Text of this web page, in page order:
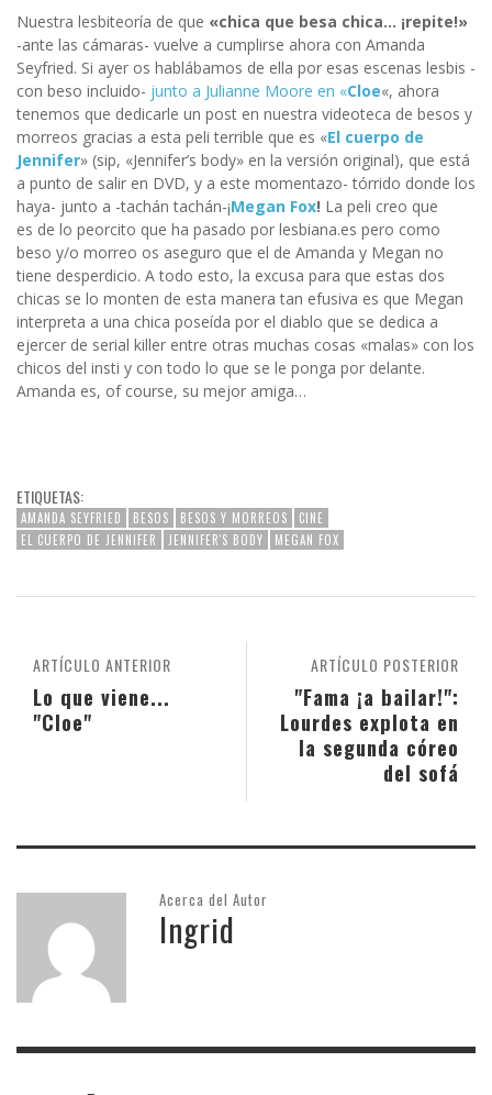
Nuestra lesbiteoría de que «chica que besa chica… ¡repite!»
-ante las cámaras- vuelve a cumplirse ahora con Amanda
Seyfried. Si ayer os hablábamos de ella por esas escenas lesbis -
con beso incluido- junto a Julianne Moore en «Cloe«, ahora
tenemos que dedicarle un post en nuestra videoteca de besos y
morreos gracias a esta peli terrible que es «El cuerpo de
Jennifer» (sip, «Jennifer’s body» en la versión original), que está
a punto de salir en DVD, y a este momentazo- tórrido donde los
haya- junto a -tachán tachán-¡Megan Fox! La peli creo que
es de lo peorcito que ha pasado por lesbiana.es pero como
beso y/o morreo os aseguro que el de Amanda y Megan no
tiene desperdicio. A todo esto, la excusa para que estas dos
chicas se lo monten de esta manera tan efusiva es que Megan
interpreta a una chica poseída por el diablo que se dedica a
ejercer de serial killer entre otras muchas cosas «malas» con los
chicos del insti y con todo lo que se le ponga por delante.
Amanda es, of course, su mejor amiga…
ETIQUETAS:
AMANDA SEYFRIED BESOS BESOS Y MORREOS
CINE
EL CUERPO DE JENNIFER
JENNIFER'S BODY MEGAN FOX
ARTÍCULO POSTERIOR
"Fama ¡a bailar!":
Lourdes explota en
la segunda córeo
del sofá
ARTÍCULO ANTERIOR
Lo que viene...
"Cloe"
Acerca del Autor
Ingrid